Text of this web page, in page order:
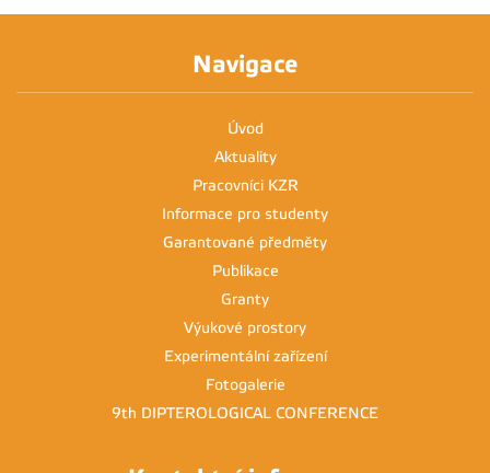
Navigace
Úvod
Aktuality
Pracovníci KZR
Informace pro studenty
Garantované předměty
Publikace
Granty
Výukové prostory
Experimentální zařízení
Fotogalerie
9th DIPTEROLOGICAL CONFERENCE